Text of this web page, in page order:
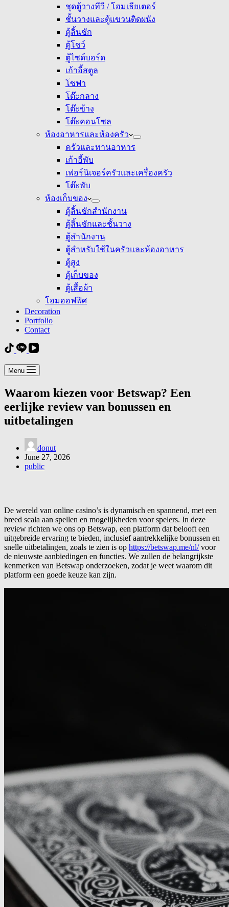
ชุดตู้วางทีวี / โฮมเธียเตอร์
ชั้นวางและตู้แขวนติดผนัง
ตู้ลิ้นชัก
ตู้โชว์
ตู้ไซด์บอร์ด
เก้าอี้สตูล
โซฟา
โต๊ะกลาง
โต๊ะข้าง
โต๊ะคอนโซล
ห้องอาหารและห้องครัว
ครัวและทานอาหาร
เก้าอี้พับ
เฟอร์นิเจอร์ครัวและเครื่องครัว
โต๊ะพับ
ห้องเก็บของ
ตู้ลิ้นชักสำนักงาน
ตู้ลิ้นชักและชั้นวาง
ตู้สำนักงาน
ตู้สำหรับใช้ในครัวและห้องอาหาร
ตู้สูง
ตู้เก็บของ
ตู้เสื้อผ้า
โฮมออฟฟิศ
Decoration
Portfolio
Contact
Menu
Waarom kiezen voor Betswap? Een
eerlijke review van bonussen en
uitbetalingen
donut
June 27, 2026
public
De wereld van online casino’s is dynamisch en spannend, met een
breed scala aan spellen en mogelijkheden voor spelers. In deze
review richten we ons op Betswap, een platform dat belooft een
uitgebreide ervaring te bieden, inclusief aantrekkelijke bonussen en
snelle uitbetalingen, zoals te zien is op https://betswap.me/nl/voor
de nieuwste aanbiedingen en functies. We zullen de belangrijkste
kenmerken van Betswap onderzoeken, zodat je weet waarom dit
platform een goede keuze kan zijn.